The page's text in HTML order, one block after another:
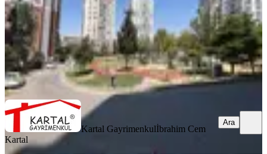
9.000.000 ₺
Kartal Gayrimenkulİbrahim Cem Kartal
Ara
Kartal Gayrimenkulİbrahim Cem
Kartal
Ara